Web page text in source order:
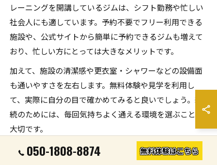
レーニングを開講しているジムは、シフト勤務や忙しい
社会人にも適しています。予約不要でフリー利用できる
施設や、公式サイトから簡単に予約できるジムも増えて
おり、忙しい方にとっては大きなメリットです。
加えて、施設の清潔感や更衣室・シャワーなどの設備面
も通いやすさを左右します。無料体験や見学を利用し
て、実際に自分の目で確かめてみると良いでしょう。継
続のためには、毎回気持ちよく通える環境を選ぶことが
大切です。
パーソナル指導ありのジムで継続力を高める方法
050-1808-8874 無料体験はこちら